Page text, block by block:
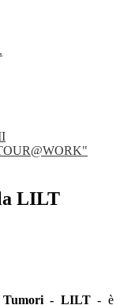
LILT
Tumori - LILT- è